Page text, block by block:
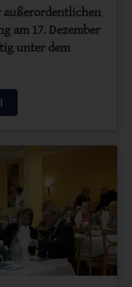
außerordentlichen
am 17. Dezember
unter dem